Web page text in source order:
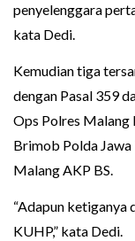
penyelenggara
kata Dedi.
Kemudian tiga
dengan Pasal 359
Ops Polres Malang
Brimob Polda
Malang AKP BS.
“Adapun ketiganya
KUHP,” kata Dedi.